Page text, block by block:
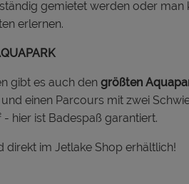
gemietet werden oder man
erlernen.
gibt es auch den größten
einen Parcours mit zwei
hier ist Badespaß garantiert.
direkt im Jetlake Shop erhältlich!